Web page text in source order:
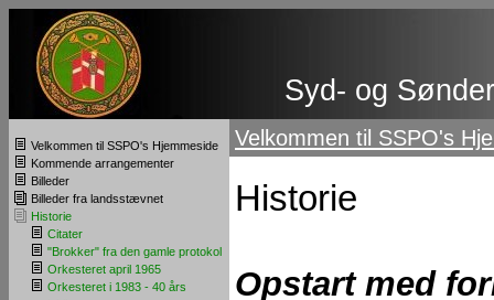
Syd- og
Velkommen til SSPO's Hjemmeside
Kommende arrangementer
Billeder
Billeder fra landsstævnet
Historie
Citater
"Brokker" fra den gamle protokol
Orkesteret april 1965
Orkesteret i 1983 - 40 års
Velkommen til SSPO's
Historie
Opstart med